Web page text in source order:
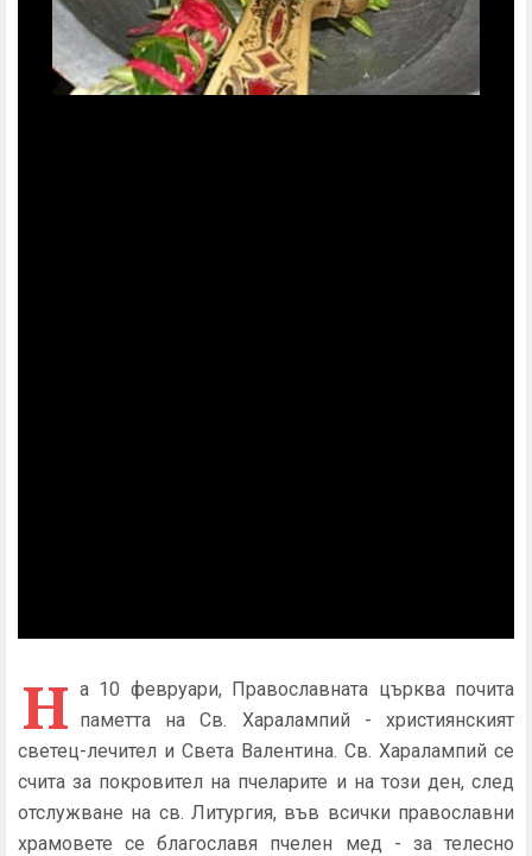
Н а 10 февруари, Православната църква почита
паметта на Св. Харалампий - християнският
светец-лечител и Света Валентина. Св. Харалампий се
счита за покровител на пчеларите и на този ден, след
отслужване на св. Литургия, във всички православни
храмовете се благославя пчелен мед - за телесно